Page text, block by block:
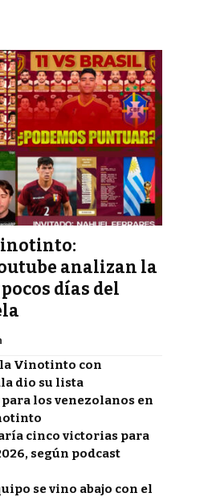
analizan la
días del
Vinotinto con
dio su lista
los venezolanos en
cinco victorias para
según podcast
se vino abajo con el